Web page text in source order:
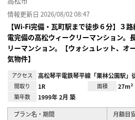
情報更新日 2026/08/02 08:47
【Wi-Fi完備・瓦町駅まで徒歩６分】３
電完備の高松ウィークリーマンション。
リーマンション。【ウォシュレット、オ
気物件】
アクセス 高松琴平電鉄琴平線「栗林公園駅」
間取り 1R 面積 27m²
築年数 1999年 2月 築
プラン名・期間 月額目